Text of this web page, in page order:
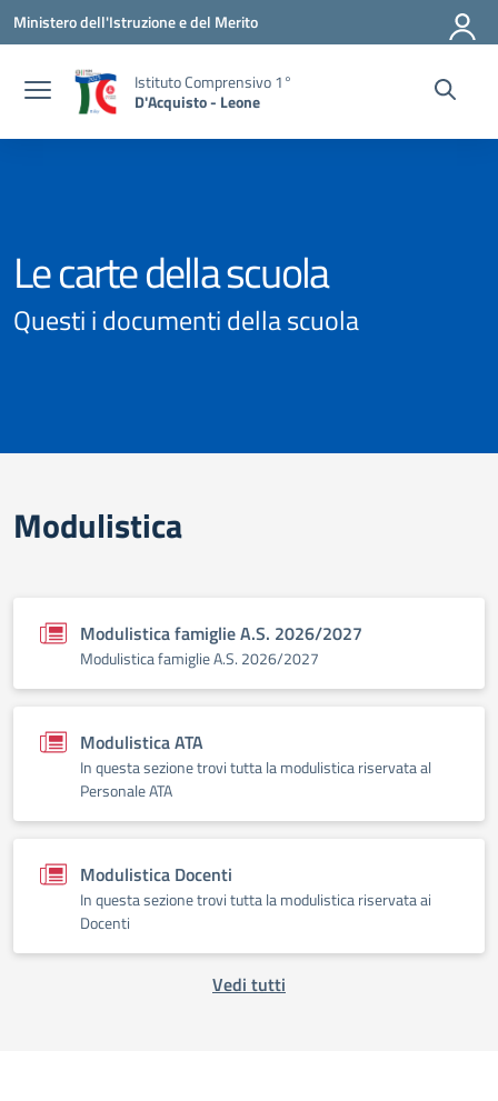
Vai ai contenuti
Vai al menu di navigazione
Vai al footer
Ministero dell'Istruzione e del Merito
Istituto Comprensivo 1°
D'Acquisto - Leone
Le carte della scuola
Questi i documenti della scuola
Modulistica
Modulistica famiglie A.S. 2026/2027
Modulistica famiglie A.S. 2026/2027
Modulistica ATA
In questa sezione trovi tutta la modulistica riservata al
Personale ATA
Modulistica Docenti
In questa sezione trovi tutta la modulistica riservata ai
Docenti
Vedi tutti